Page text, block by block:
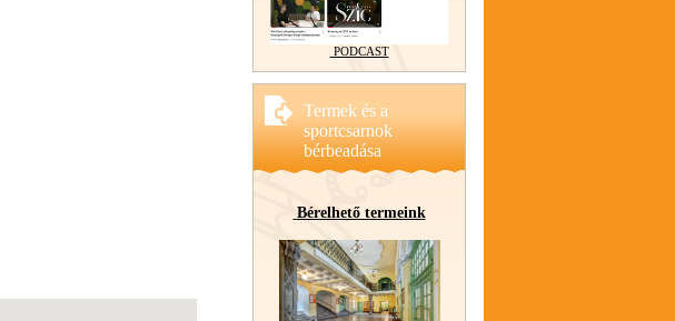
PODCAST
Termek és a
sportcsarnok
bérbeadása
Bérelhető termeink